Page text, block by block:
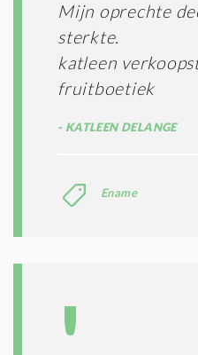
Mijn oprechte
sterkte.
katleen
fruitboetiek
KATLEEN DELANGE
Ename